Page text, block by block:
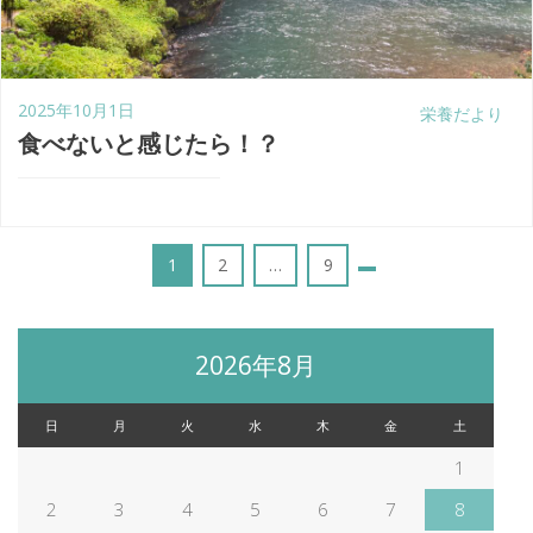
栄養だより
2025年10月1日
食べないと感じたら！？
稿
の
1 Page
2 … Page
9
2026年8月
日 月 火 水 木 金 土
1
2
3 4 5 6 7
8